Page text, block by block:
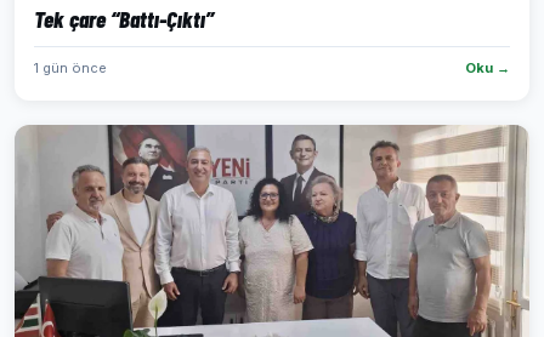
Tek çare “Battı-Çıktı”
1 gün önce Oku →